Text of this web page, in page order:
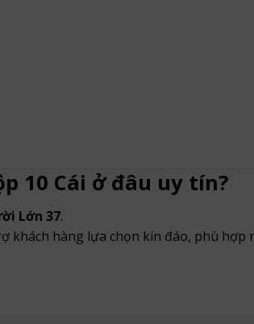
10 Cái ở đâu uy tín?
Lớn 37.
khách hàng lựa chọn kín đáo, phù hợp